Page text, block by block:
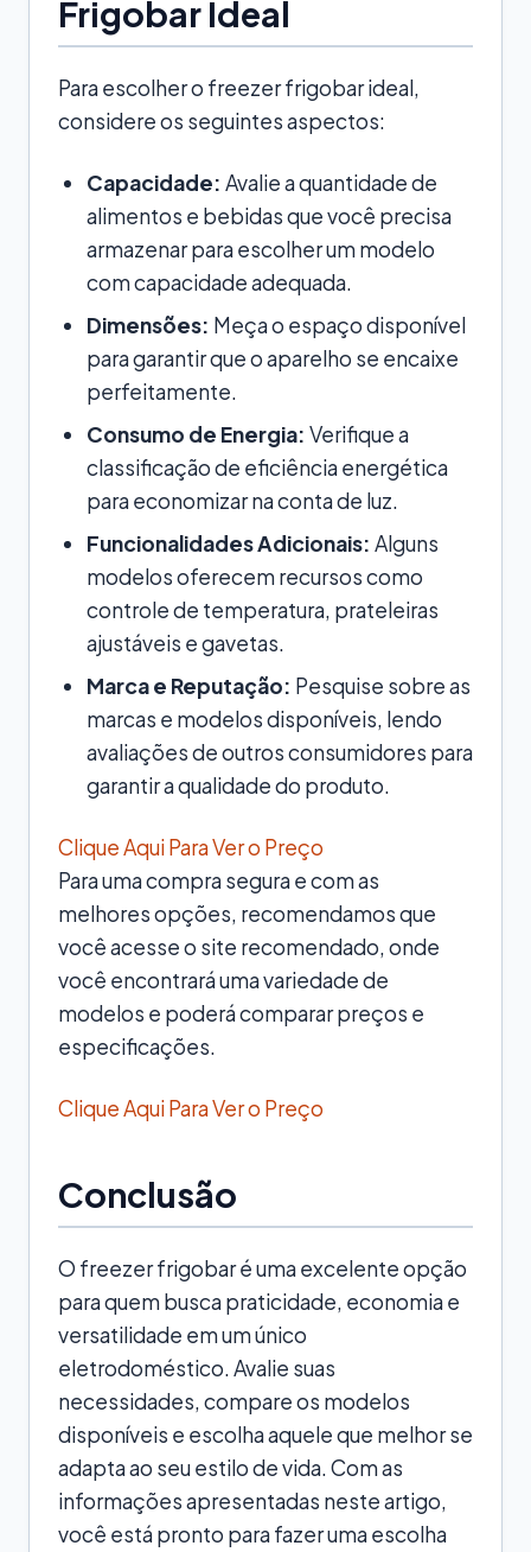
Frigobar Ideal
Para escolher o freezer frigobar ideal,
considere os seguintes aspectos:
Capacidade: Avalie a quantidade de
alimentos e bebidas que você precisa
armazenar para escolher um modelo
com capacidade adequada.
Dimensões: Meça o espaço disponível
para garantir que o aparelho se encaixe
perfeitamente.
Consumo de Energia: Verifique a
classificação de eficiência energética
para economizar na conta de luz.
Funcionalidades Adicionais: Alguns
modelos oferecem recursos como
controle de temperatura, prateleiras
ajustáveis e gavetas.
Marca e Reputação: Pesquise sobre as
marcas e modelos disponíveis, lendo
avaliações de outros consumidores para
garantir a qualidade do produto.
Clique Aqui Para Ver o Preço
Para uma compra segura e com as
melhores opções, recomendamos que
você acesse o site recomendado, onde
você encontrará uma variedade de
modelos e poderá comparar preços e
especificações.
Clique Aqui Para Ver o Preço
Conclusão
O freezer frigobar é uma excelente opção
para quem busca praticidade, economia e
versatilidade em um único
eletrodoméstico. Avalie suas
necessidades, compare os modelos
disponíveis e escolha aquele que melhor se
adapta ao seu estilo de vida. Com as
informações apresentadas neste artigo,
você está pronto para fazer uma escolha